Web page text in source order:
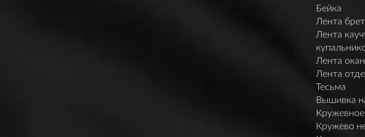
Бейка
Лента
Лента
Лента
Лента
Тесьма
Вышивка
Кружево